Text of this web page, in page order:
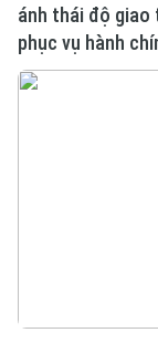
ánh thái độ giao
phục vụ hành